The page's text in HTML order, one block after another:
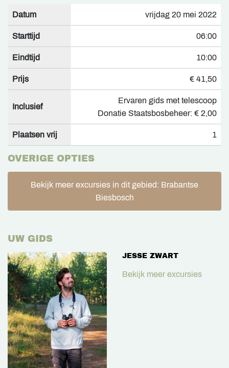
Datum vrijdag 20 mei 2022
Starttijd 06:00
Eindtijd 10:00
Prijs € 41,50
Inclusief
Ervaren gids met telescoop
Donatie Staatsbosbeheer: € 2,00
Plaatsen vrij 1
OVERIGE OPTIES
Bekijk meer excursies in dit gebied: Brabantse
Biesbosch
UW GIDS
JESSE ZWART
Bekijk meer excursies